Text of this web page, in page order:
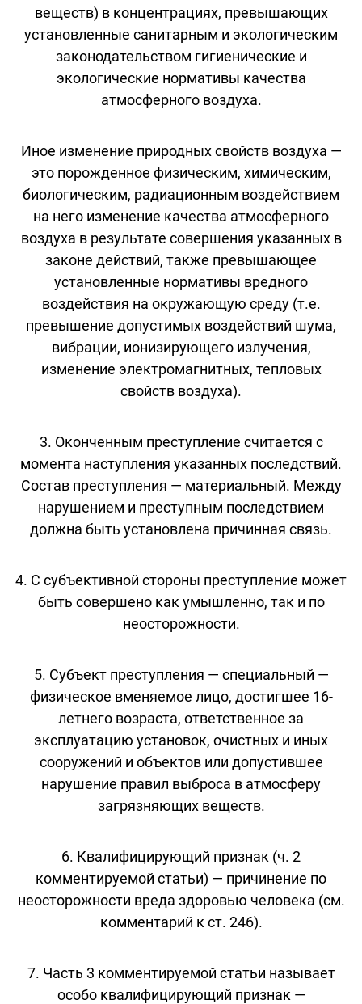
веществ) в концентрациях, превышающих
установленные санитарным и экологическим
законодательством гигиенические и
экологические нормативы качества
атмосферного воздуха.
Иное изменение природных свойств воздуха —
это порожденное физическим, химическим,
биологическим, радиационным воздействием
на него изменение качества атмосферного
воздуха в результате совершения указанных в
законе действий, также превышающее
установленные нормативы вредного
воздействия на окружающую среду (т.е.
превышение допустимых воздействий шума,
вибрации, ионизирующего излучения,
изменение электромагнитных, тепловых
свойств воздуха).
3. Оконченным преступление считается с
момента наступления указанных последствий.
Состав преступления — материальный. Между
нарушением и преступным последствием
должна быть установлена причинная связь.
4. С субъективной стороны преступление может
быть совершено как умышленно, так и по
неосторожности.
5. Субъект преступления — специальный —
физическое вменяемое лицо, достигшее 16-
летнего возраста, ответственное за
эксплуатацию установок, очистных и иных
сооружений и объектов или допустившее
нарушение правил выброса в атмосферу
загрязняющих веществ.
6. Квалифицирующий признак (ч. 2
комментируемой статьи) — причинение по
неосторожности вреда здоровью человека (см.
комментарий к ст. 246).
7. Часть 3 комментируемой статьи называет
особо квалифицирующий признак —